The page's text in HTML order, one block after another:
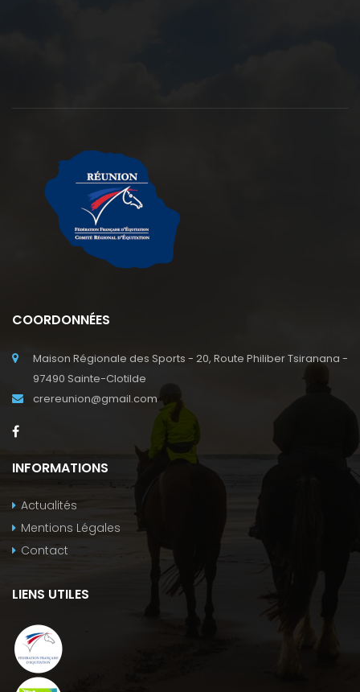
COORDONNÉES
Maison Régionale des Sports - 20, Route Philiber Tsiranana -
97490 Sainte-Clotilde
crereunion@gmail.com
INFORMATIONS
Actualités
Mentions Légales
Contact
LIENS UTILES